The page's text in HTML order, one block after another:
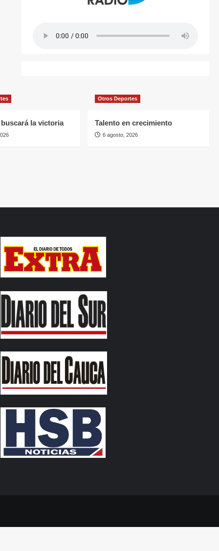
la victoria
Otros Deportes
Talento en crecimiento
6 agosto, 2026